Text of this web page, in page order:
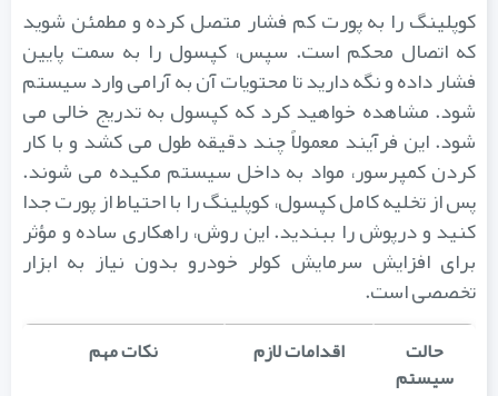
کوپلینگ را به پورت کم فشار متصل کرده و مطمئن شوید
که اتصال محکم است. سپس، کپسول را به سمت پایین
فشار داده و نگه دارید تا محتویات آن به آرامی وارد سیستم
شود. مشاهده خواهید کرد که کپسول به تدریج خالی می
شود. این فرآیند معمولاً چند دقیقه طول می کشد و با کار
کردن کمپرسور، مواد به داخل سیستم مکیده می شوند.
پس از تخلیه کامل کپسول، کوپلینگ را با احتیاط از پورت جدا
کنید و درپوش را ببندید. این روش، راهکاری ساده و مؤثر
برای افزایش سرمایش کولر خودرو بدون نیاز به ابزار
تخصصی است.
حالت
سیستم
اقدامات لازم نکات مهم